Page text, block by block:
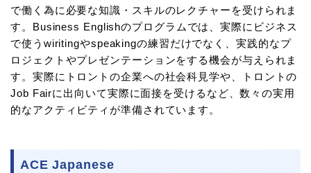
で働く為に必要な知識・スキルのレクチャーを受けられま
す。Business Englishのプログラムでは、実際にビジネス
で使うwiritingやspeakingの練習だけでなく、実践的なプ
ロジェクトやプレゼンテーションをする機会が与えられま
す。実際にトロントの企業への社会科見学や、トロントの
Job Fairに出向いて実際に面接を受けるなど、数々の実用
的なアクティビティが準備されています。
ACE Japanese